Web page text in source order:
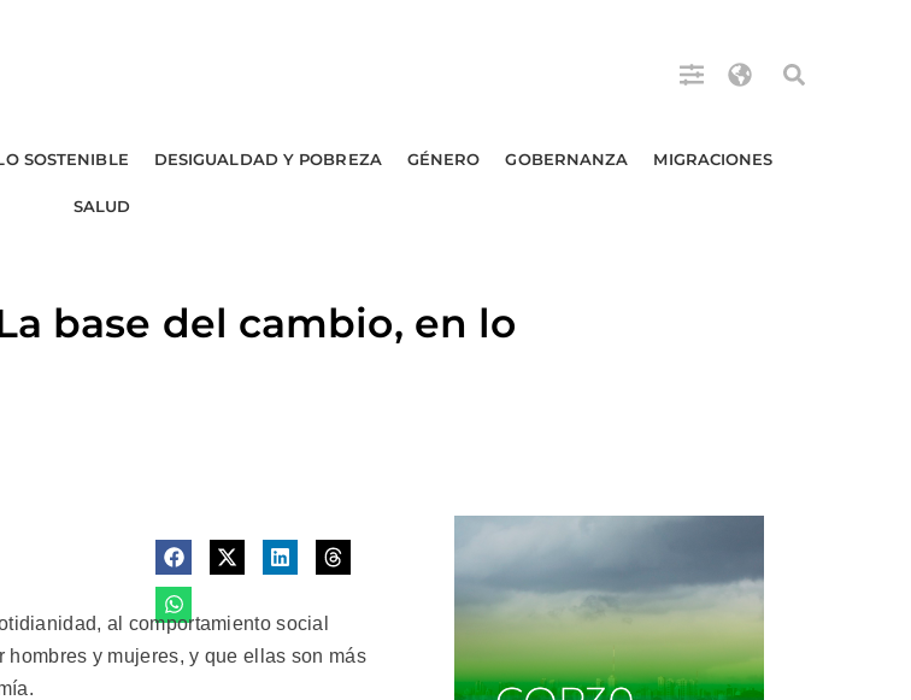
SOSTENIBLE DESIGUALDAD Y POBREZA GÉNERO GOBERNANZA MIGRACIONES
SALUD
base del cambio, en lo
al comportamiento social
y mujeres, y que ellas son más